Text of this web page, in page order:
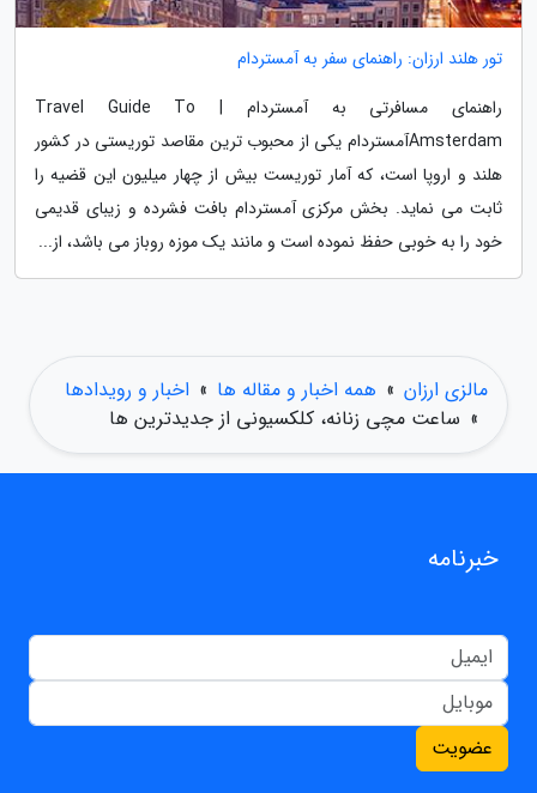
تور هلند ارزان: راهنمای سفر به آمستردام
راهنمای مسافرتی به آمستردام | Travel Guide To
Amsterdamآمستردام یکی از محبوب ترین مقاصد توریستی در کشور
هلند و اروپا است، که آمار توریست بیش از چهار میلیون این قضیه را
ثابت می نماید. بخش مرکزی آمستردام بافت فشرده و زیبای قدیمی
خود را به خوبی حفظ نموده است و مانند یک موزه روباز می باشد، از...
مالزی ارزان » همه اخبار و مقاله ها » اخبار و رویدادها
» ساعت مچی زنانه، کلکسیونی از جدیدترین ها
خبرنامه
عضویت